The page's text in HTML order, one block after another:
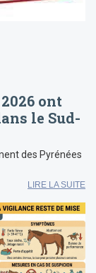
ont
le Sud-
des Pyrénées
LIRE LA SUITE